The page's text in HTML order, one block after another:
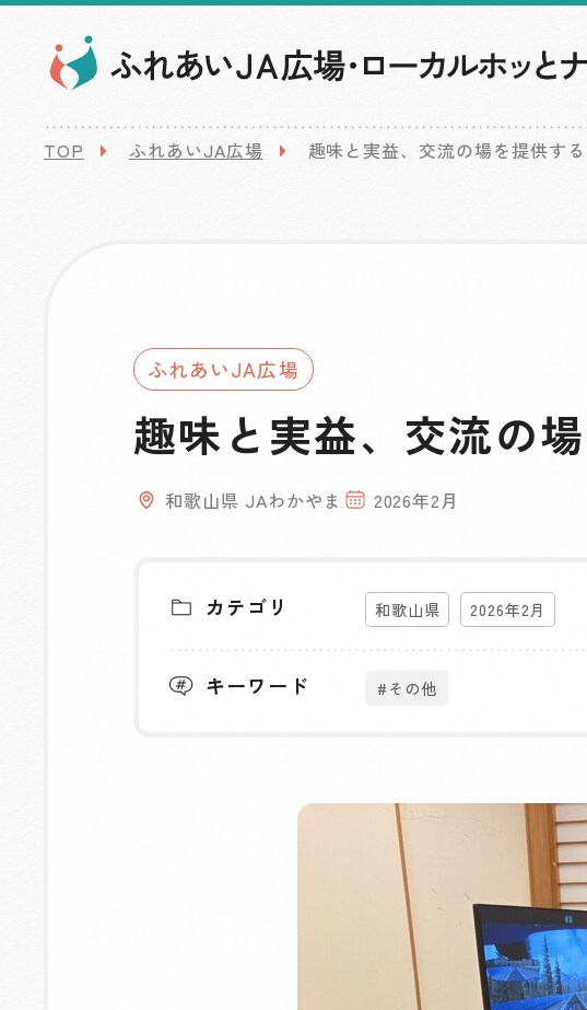
TOP ふれあいJA広場 趣味と実益、交流の場を提供する
ふれあいJA広場
趣味と実益、交流の
和歌山県 JAわかやま 2026年2月
カテゴリ 和歌山県 2026年2月
キーワード #その他